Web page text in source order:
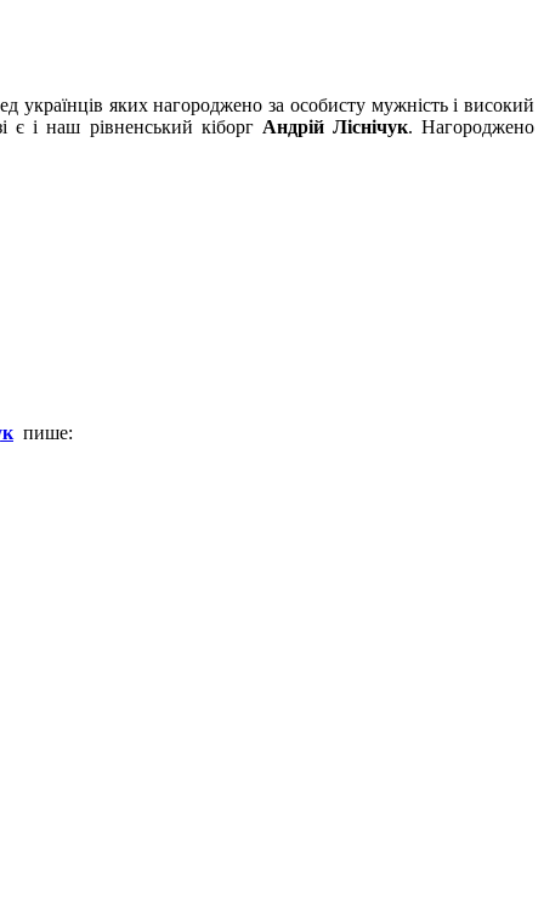
українців яких нагороджено за особисту мужність і високий
є і наш рівненський кіборгАндрій Ліснічук. Нагороджено
пише: